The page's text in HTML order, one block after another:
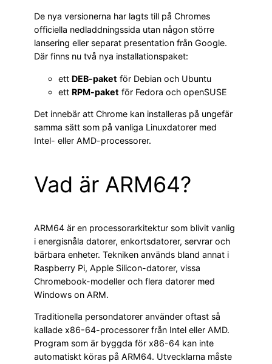
De nya versionerna har lagts till på Chromes
officiella nedladdningssida utan någon större
lansering eller separat presentation från Google.
Där finns nu två nya installationspaket:
ett DEB-paket för Debian och Ubuntu
ett RPM-paket för Fedora och openSUSE
Det innebär att Chrome kan installeras på ungefär
samma sätt som på vanliga Linuxdatorer med
Intel- eller AMD-processorer.
Vad är ARM64?
ARM64 är en processorarkitektur som blivit vanlig
i energisnåla datorer, enkortsdatorer, servrar och
bärbara enheter. Tekniken används bland annat i
Raspberry Pi, Apple Silicon-datorer, vissa
Chromebook-modeller och flera datorer med
Windows on ARM.
Traditionella persondatorer använder oftast så
kallade x86-64-processorer från Intel eller AMD.
Program som är byggda för x86-64 kan inte
automatiskt köras på ARM64. Utvecklarna måste